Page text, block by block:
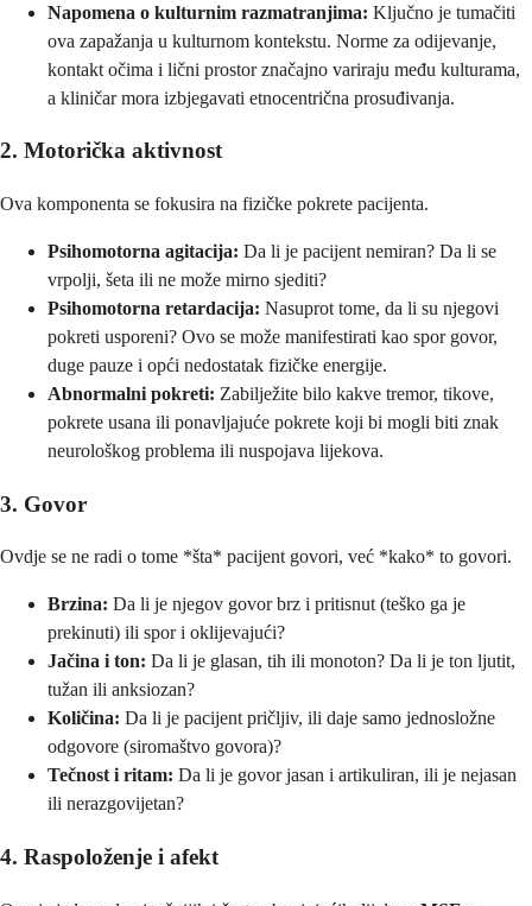
Napomena o kulturnim razmatranjima: Ključno je tumačiti
ova zapažanja u kulturnom kontekstu. Norme za odijevanje,
kontakt očima i lični prostor značajno variraju među kulturama,
a kliničar mora izbjegavati etnocentrična prosuđivanja.
2. Motorička aktivnost
Ova komponenta se fokusira na fizičke pokrete pacijenta.
Psihomotorna agitacija: Da li je pacijent nemiran? Da li se
vrpolji, šeta ili ne može mirno sjediti?
Psihomotorna retardacija: Nasuprot tome, da li su njegovi
pokreti usporeni? Ovo se može manifestirati kao spor govor,
duge pauze i opći nedostatak fizičke energije.
Abnormalni pokreti: Zabilježite bilo kakve tremor, tikove,
pokrete usana ili ponavljajuće pokrete koji bi mogli biti znak
neurološkog problema ili nuspojava lijekova.
3. Govor
Ovdje se ne radi o tome *šta* pacijent govori, već *kako* to govori.
Brzina: Da li je njegov govor brz i pritisnut (teško ga je
prekinuti) ili spor i oklijevajući?
Jačina i ton: Da li je glasan, tih ili monoton? Da li je ton ljutit,
tužan ili anksiozan?
Količina: Da li je pacijent pričljiv, ili daje samo jednosložne
odgovore (siromaštvo govora)?
Tečnost i ritam: Da li je govor jasan i artikuliran, ili je nejasan
ili nerazgovijetan?
4. Raspoloženje i afekt